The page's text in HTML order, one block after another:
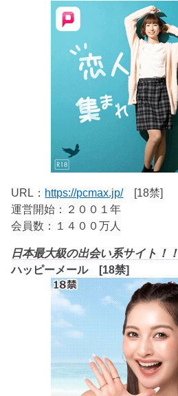
URL： https://pcmax.jp/[18禁]
運営開始：２００１年
会員数：１４００万人
日本最大級の出会い系サイト！！
ハッピーメール [18禁]